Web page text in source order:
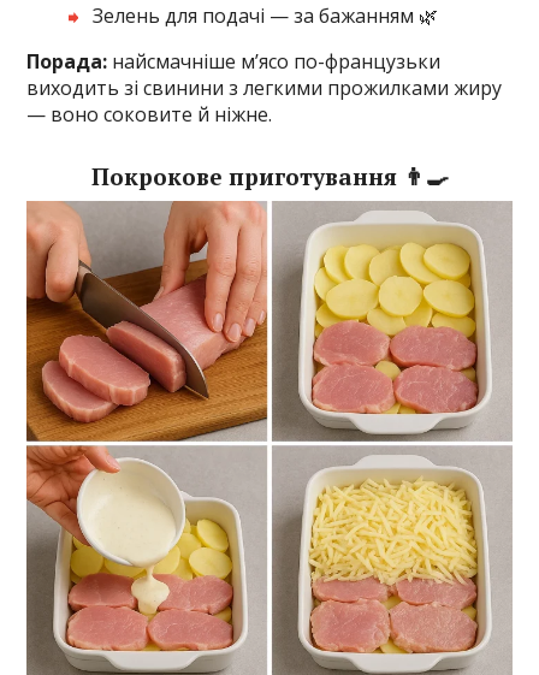
Зелень для подачі — за бажанням 🌿
Порада: найсмачніше м’ясо по-французьки
виходить зі свинини з легкими прожилками жиру
— воно соковите й ніжне.
Покрокове приготування 👨‍🍳